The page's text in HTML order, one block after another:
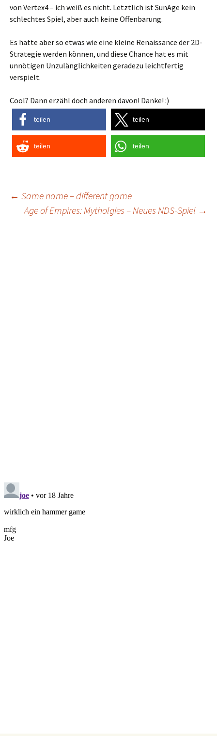
von Vertex4 – ich weiß es nicht. Letztlich ist SunAge kein
schlechtes Spiel, aber auch keine Offenbarung.
Es hätte aber so etwas wie eine kleine Renaissance der 2D-
Strategie werden können, und diese Chance hat es mit
unnötigen Unzulänglichkeiten geradezu leichtfertig
verspielt.
Cool? Dann erzähl doch anderen davon! Danke! :)
teilen teilen
teilen teilen
Post
← Same name – different game
Age of Empires: Mytholgies – Neues NDS-Spiel →